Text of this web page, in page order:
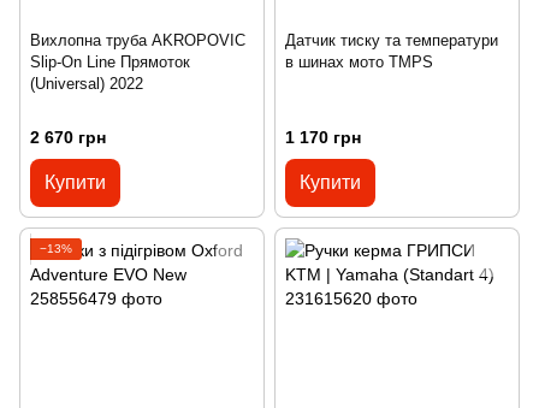
Вихлопна труба AKROPOVIC
Slip-On Line Прямоток
(Universal) 2022
2 670 грн
Купити
Датчик тиску та температури
в шинах мото TMPS
1 170 грн
Купити
−13%